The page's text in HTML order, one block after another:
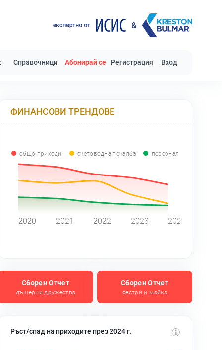
Справочници Абонирай се Регистрация Вход
ФИНАНСОВИ ТРЕНДОВЕ
общо приходи счетоводна печалба персонал
2020 2021 2022 2023 2024
Сборен Отчет
дъщерни дружества
Сборен Отчет
сестри и майка
Ръст/спад на приходите през 2024 г.